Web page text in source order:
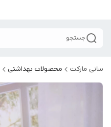
جستجو
سانی مارکت محصولات بهداشتی